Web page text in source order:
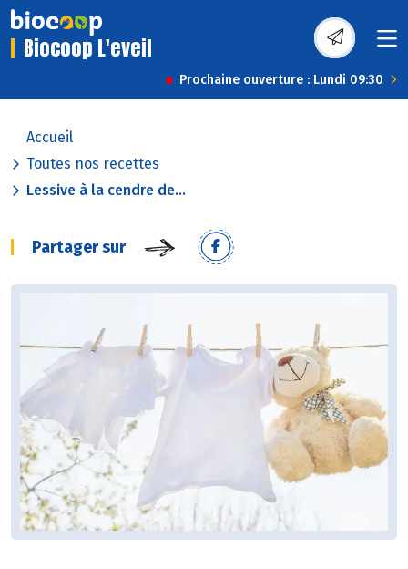
Biocoop L'eveil
Prochaine ouverture : Lundi 09:30
Accueil
Toutes nos recettes
Lessive à la cendre de...
Partager sur